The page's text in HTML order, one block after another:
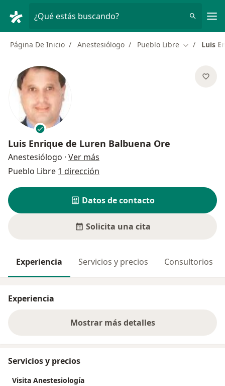
¿Qué estás buscando?
Página De Inicio Anestesiólogo Pueblo Libre Cambiar de
Luis
Luis Enrique de Luren Balbuena Ore
Anestesiólogo · Ver más
Pueblo Libre 1 dirección
Datos de contacto
Solicita una cita
Experiencia Servicios y precios Consultorios
Experiencia
Mostrar más detalles
sobre la experiencia
Servicios y precios
Visita Anestesiología